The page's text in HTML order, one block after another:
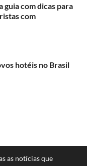
guia com dicas para
com
hotéis no Brasil
as notícias que